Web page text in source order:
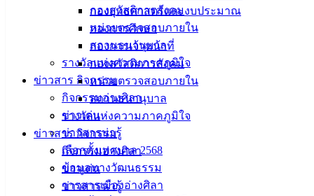
กองสวัสดิการสังคม
หน่วยตรวจสอบภายใน
สถานธนานุบาล
รางวัลแห่งความภาคภูมิใจ
ข่าวสาร กิจกรรม
กิจกรรมอ่างศิลา
ข่าวเด่น
ข่าวสารน่ารู้
เลือกตั้งเทศบาล 2568
ข้อมูลทางวัฒนธรรม
วารสารเมืองอ่างศิลา
กองยุทธศาสตร์และงบประมาณ
กองการศึกษา
กองการเจ้าหน้าที่
กองสวัสดิการสังคม
หน่วยตรวจสอบภายใน
สถานธนานุบาล
รางวัลแห่งความภาคภูมิใจ
ข่าวสาร กิจกรรม
กิจกรรมอ่างศิลา
ข่าวเด่น
ข่าวสารน่ารู้